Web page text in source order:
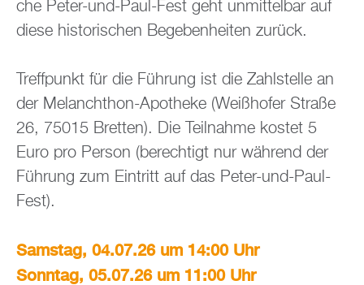
che Peter-und-Paul-Fest geht un­mit­tel­bar auf
diese his­to­ri­schen Be­ge­ben­hei­ten zu­rück.
Treff­punkt für die Füh­rung ist die Zahl­stel­le an
der Me­lan­chthon-Apo­the­ke (Wei­ßho­fer Stra­ße
26, 75015 Brett­en). Die Teil­nah­me kos­tet 5
Euro pro Per­son (be­rech­tigt nur wäh­rend der
Füh­rung zum Ein­tritt auf das Peter-und-Paul-
Fest).
Sams­tag, 04.07.26 um 14:00 Uhr
Sonn­tag, 05.07.26 um 11:00 Uhr